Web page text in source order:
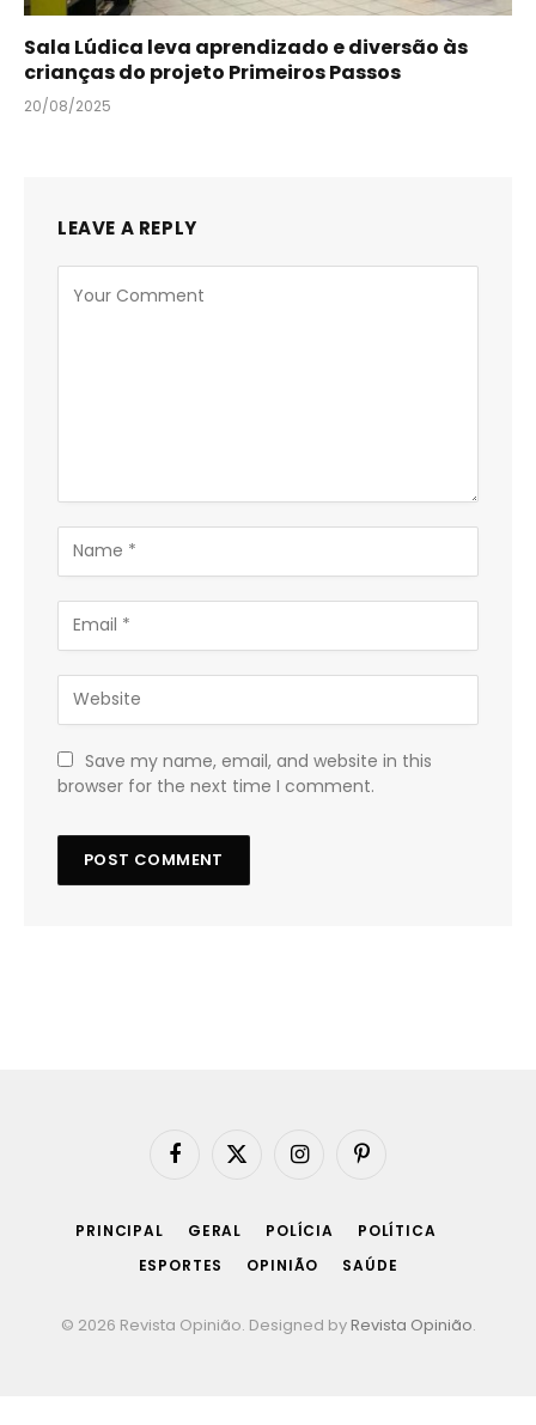
Sala Lúdica leva aprendizado e diversão às
crianças do projeto Primeiros Passos
20/08/2025
LEAVE A REPLY
Save my name, email, and website in this
browser for the next time I comment.
Facebook
X
InstagramPinterest
PRINCIPAL GERAL POLÍCIA
POLÍTICA
ESPORTES
OPINIÃO SAÚDE
© 2026 Revista Opinião. Designed by Revista Opinião.